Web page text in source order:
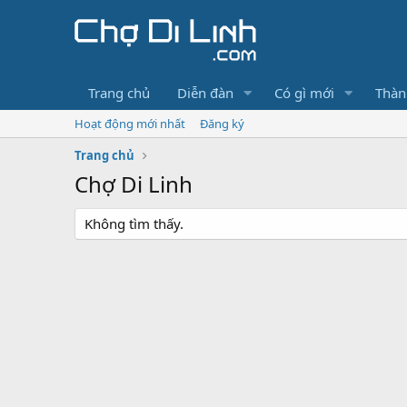
Trang chủ Diễn đàn Có gì mới
Hoạt động mới nhất
Đăng ký
Trang chủ
Chợ Di Linh
Không tìm thấy.